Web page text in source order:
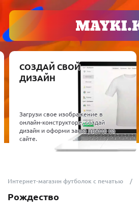
СОЗДАЙ СВОЙ
ДИЗАЙН
Загрузи свое изображение в
онлайн-конструкторе, создай
дизайн и оформи заказ прямо на
сайте.
Интернет-магазин футболок с печатью
Рождество